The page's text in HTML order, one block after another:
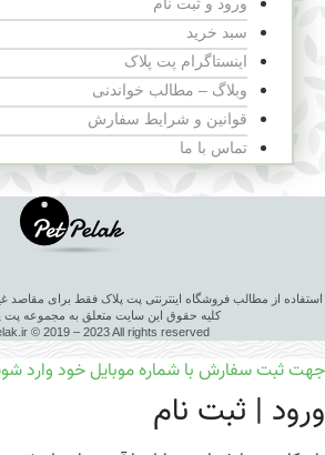
سبد خرید
اینستاگرام پت پلاک
وبلاگ – مطالب خواندنی
قوانین و شرایط سفارش
تماس با ما
استفاده از مطالب فروشگاه اینترنتی پت پلاک فقط برای مقاصد
کلیه حقوق این سایت متعلق به مجموعه پت
© 2019 – 2023 All rights reserved
جهت ثبت سفارش با شماره موبایل خود وارد
ورود | ثبت نام